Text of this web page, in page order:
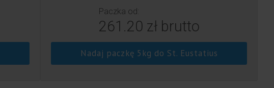
Paczka od:
261.20 zł brutto
Nadaj paczkę 5kg do St. Eustatius